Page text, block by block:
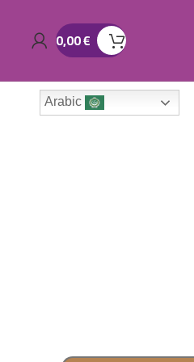
0,00€
Arabic